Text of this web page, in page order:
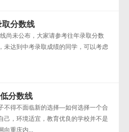
分数线
尚未公布，大家请参考往年录取分数
未达到中考录取成绩的同学，可以考虑
分数线
不得不面临新的选择—如何选择一个合
己，环境适宜，教育优良的学校并不是
向重庆内...